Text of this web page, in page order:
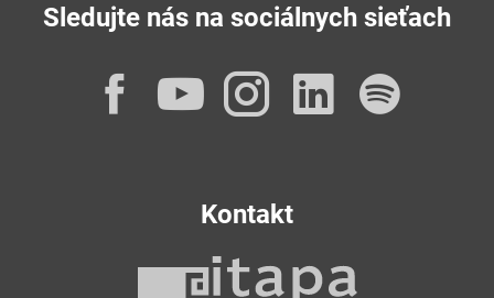
Sledujte nás na sociálnych sieťach
Facebook
YouTube
Instagram
Kontakt